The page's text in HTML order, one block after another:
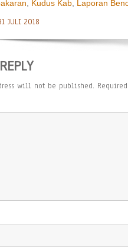
Kudus Kab Laporan
JULI 2018
will not be published.